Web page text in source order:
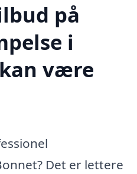
på
i
være
Det er lettere